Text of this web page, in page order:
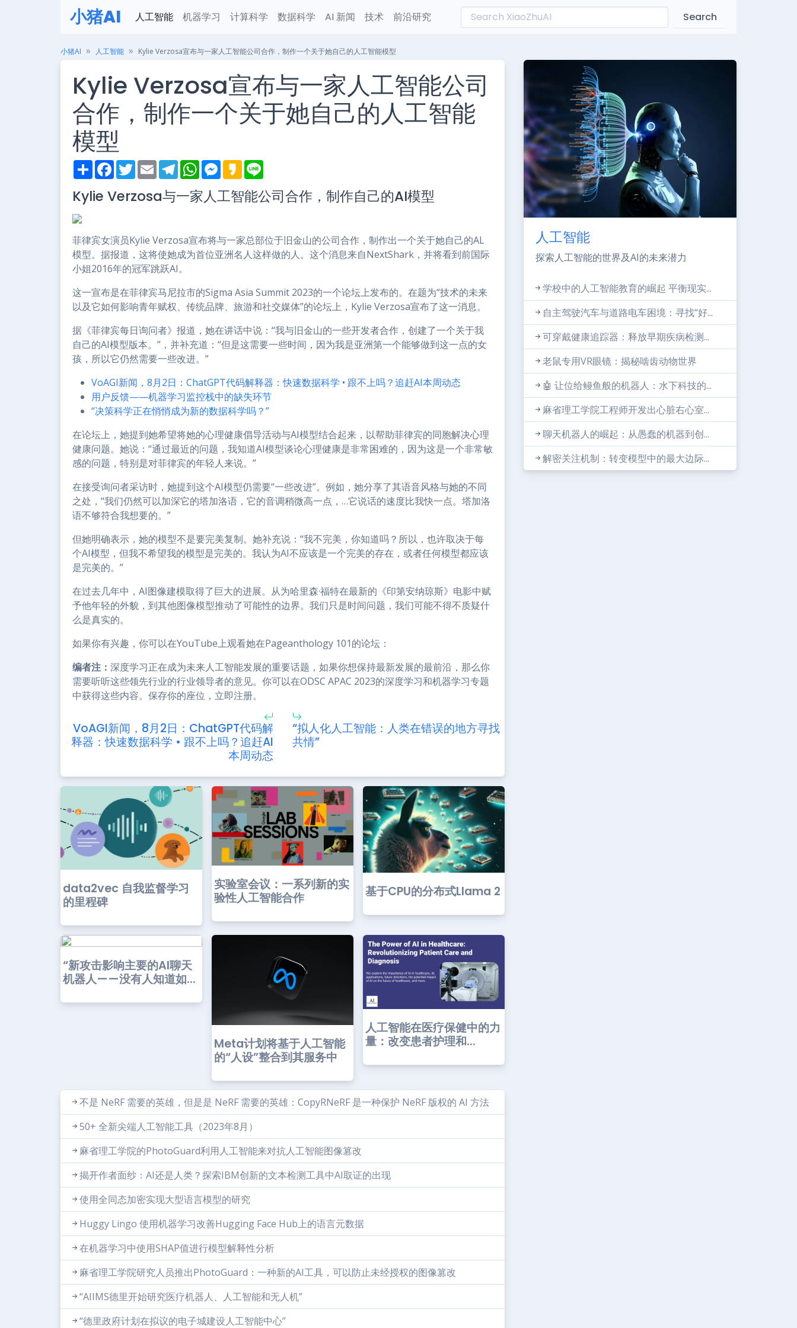
小猪AI 人工智能 机器学习 计算科学 数据科学 AI 新闻 技术 前沿研究 Search
小猪AI 人工智能 Kylie Verzosa宣布与一家人工智能公司合作，制作一个关于她自己的人工智能模型
Kylie Verzosa宣布与一家人工智能公司
合作，制作一个关于她自己的人工智能
模型
S
h
r
e
F
a
e
b
T
w
t
t
E
m
i
l
T
e
e
W
h
t
s
M
e
s
e
r
K
a
a
o
e
Kylie Verzosa与一家人工智能公司合作，制作自己的AI模型
菲律宾女演员Kylie Verzosa宣布将与一家总部位于旧金山的公司合作，制作出一个关于她自己的AL
模型。据报道，这将使她成为首位亚洲名人这样做的人。这个消息来自NextShark，并将看到前国际
小姐2016年的冠军跳跃AI。
这一宣布是在菲律宾马尼拉市的Sigma Asia Summit 2023的一个论坛上发布的。在题为“技术的未来
以及它如何影响青年赋权、传统品牌、旅游和社交媒体”的论坛上，Kylie Verzosa宣布了这一消息。
据《菲律宾每日询问者》报道，她在讲话中说：“我与旧金山的一些开发者合作，创建了一个关于我
自己的AI模型版本。”，并补充道：“但是这需要一些时间，因为我是亚洲第一个能够做到这一点的女
孩，所以它仍然需要一些改进。”
VoAGI新闻，8月2日：ChatGPT代码解释器：快速数据科学 • 跟不上吗？追赶AI本周动态
用户反馈——机器学习监控栈中的缺失环节
“决策科学正在悄悄成为新的数据科学吗？”
在论坛上，她提到她希望将她的心理健康倡导活动与AI模型结合起来，以帮助菲律宾的同胞解决心理
健康问题。她说：“通过最近的问题，我知道AI模型谈论心理健康是非常困难的，因为这是一个非常敏
感的问题，特别是对菲律宾的年轻人来说。”
在接受询问者采访时，她提到这个AI模型仍需要“一些改进”。例如，她分享了其语音风格与她的不同
之处，“我们仍然可以加深它的塔加洛语，它的音调稍微高一点，…它说话的速度比我快一点。塔加洛
语不够符合我想要的。”
但她明确表示，她的模型不是要完美复制。她补充说：“我不完美，你知道吗？所以，也许取决于每
个AI模型，但我不希望我的模型是完美的。我认为AI不应该是一个完美的存在，或者任何模型都应该
是完美的。”
在过去几年中，AI图像建模取得了巨大的进展。从为哈里森·福特在最新的《印第安纳琼斯》电影中赋
予他年轻的外貌，到其他图像模型推动了可能性的边界。我们只是时间问题，我们可能不得不质疑什
么是真实的。
如果你有兴趣，你可以在YouTube上观看她在Pageanthology 101的论坛：
编者注： 深度学习正在成为未来人工智能发展的重要话题，如果你想保持最新发展的最前沿，那么你
需要听听这些领先行业的行业领导者的意见。你可以在ODSC APAC 2023的深度学习和机器学习专题
中获得这些内容。保存你的座位，立即注册。
VoAGI新闻，8月2日：ChatGPT代码解
释器：快速数据科学 • 跟不上吗？追赶AI
本周动态
“拟人化人工智能：人类在错误的地方寻找
共情”
data2vec 自我监督学习
的里程碑
实验室会议：一系列新的实
验性人工智能合作
基于CPU的分布式Llama 2
“新攻击影响主要的AI聊天
机器人——没有人知道如...
Meta计划将基于人工智能
的“人设”整合到其服务中
人工智能在医疗保健中的力
量：改变患者护理和...
不是 NeRF 需要的英雄，但是是 NeRF 需要的英雄：CopyRNeRF 是一种保护 NeRF 版权的 AI 方法
50+ 全新尖端人工智能工具（2023年8月）
麻省理工学院的PhotoGuard利用人工智能来对抗人工智能图像篡改
揭开作者面纱：AI还是人类？探索IBM创新的文本检测工具中AI取证的出现
使用全同态加密实现大型语言模型的研究
Huggy Lingo 使用机器学习改善Hugging Face Hub上的语言元数据
在机器学习中使用SHAP值进行模型解释性分析
麻省理工学院研究人员推出PhotoGuard：一种新的AI工具，可以防止未经授权的图像篡改
“AIIMS德里开始研究医疗机器人、人工智能和无人机”
“德里政府计划在拟议的电子城建设人工智能中心”
人工智能
探索人工智能的世界及AI的未来潜力
学校中的人工智能教育的崛起 平衡现实...
自主驾驶汽车与道路电车困境：寻找“好...
可穿戴健康追踪器：释放早期疾病检测...
老鼠专用VR眼镜：揭秘啮齿动物世界
🤖 让位给鳗鱼般的机器人：水下科技的...
麻省理工学院工程师开发出心脏右心室...
聊天机器人的崛起：从愚蠢的机器到创...
解密关注机制：转变模型中的最大边际...